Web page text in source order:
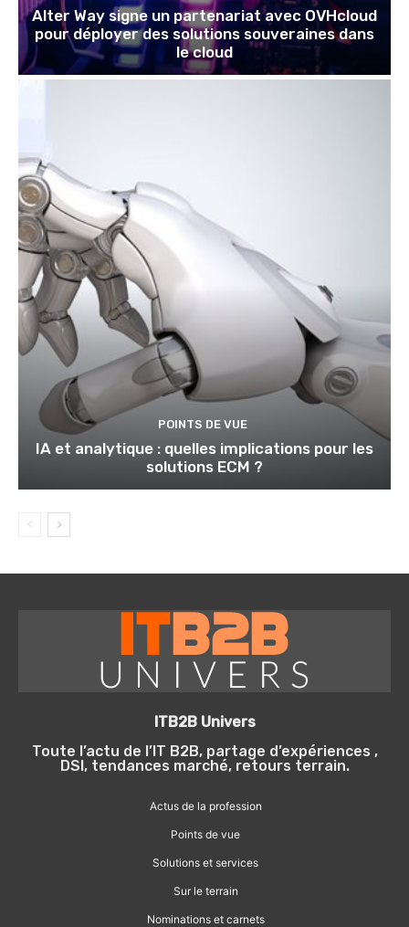
Alter Way signe un partenariat avec OVHcloud
pour déployer des solutions souveraines dans
le cloud
POINTS DE VUE
IA et analytique : quelles implications pour les
solutions ECM ?
ITB2B Univers
Toute l’actu de l’IT B2B, partage d’expériences ,
DSI, tendances marché, retours terrain.
Actus de la profession
Points de vue
Solutions et services
Sur le terrain
Nominations et carnets